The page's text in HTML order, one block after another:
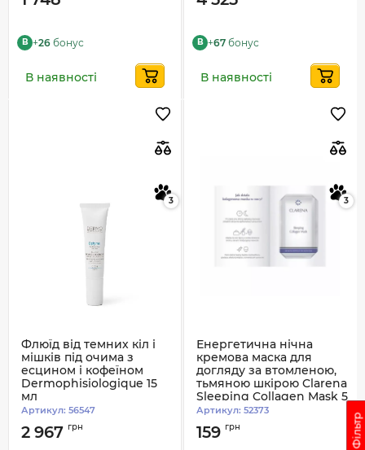
Фільтр
B +26 бонус
В наявності
B +67 бонус
В наявності
3
Флюїд від темних кіл і
мішків під очима з
есцином і кофеїном
Dermophisiologique 15
мл
Артикул: 56547
2 967 грн
3
Енергетична нічна
кремова маска для
догляду за втомленою,
тьмяною шкірою Clarena
Sleeping Collagen Mask 5
мл
Артикул: 52373
159 грн